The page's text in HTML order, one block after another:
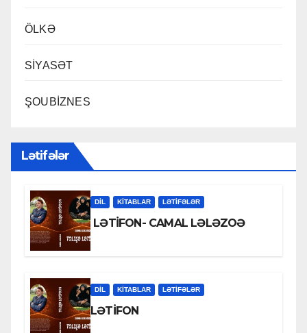
ÖLKƏ
SİYASƏT
ŞOUBİZNES
Lətifələr
DİL KİTABLAR LƏTIFƏLƏR
LƏTİFON- CAMAL LƏLƏZOƏ
DİL KİTABLAR LƏTIFƏLƏR
LƏTİFON